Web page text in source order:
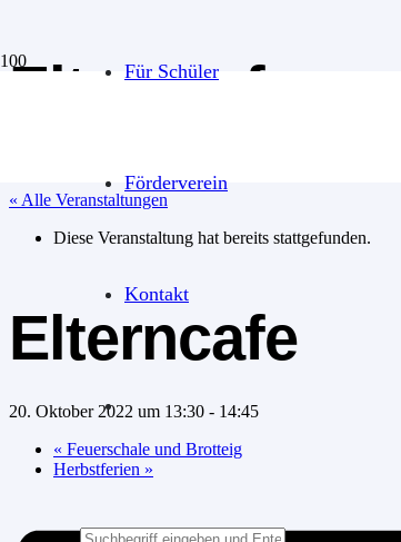
Für Schüler
Förderverein
Kontakt
Elterncafe
« Alle Veranstaltungen
Diese Veranstaltung hat bereits stattgefunden.
Elterncafe
20. Oktober 2022 um 13:30 - 14:45
« Feuerschale und Brotteig
Herbstferien »